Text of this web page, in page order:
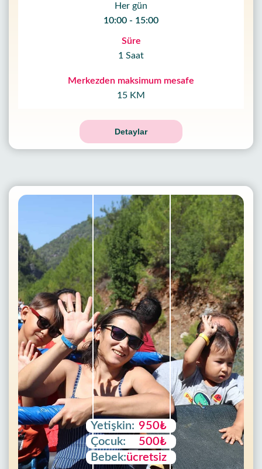
Ana
Sayfa
Alanya'nın
beldeleri
Blog
Google
Her gün
10:00 - 15:00
Süre
1 Saat
Merkezden maksimum mesafe
15 KM
Detaylar
Yetişkin: 950₺
Çocuk:
500₺
Bebek:ücretsiz